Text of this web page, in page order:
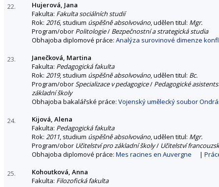
22.
Hujerová, Jana
Fakulta: Fakulta sociálních studií
Rok: 2016, studium úspěšně absolvováno, udělen titul: Mgr.
Program/obor Politologie/ Bezpečnostní a strategická studia
Obhajoba diplomové práce: Analýza surovinové dimenze
23.
Janečková, Martina
Fakulta: Pedagogická fakulta
Rok: 2019, studium úspěšně absolvováno, udělen titul: Bc.
Program/oborSpecializace v pedagogice/ Pedagogické
základní školy
Obhajoba bakalářské práce: Vojenský umělecký soubor
24.
Kijová, Alena
Fakulta: Pedagogická fakulta
Rok: 2011, studium úspěšně absolvováno, udělen titul: Mgr.
Program/obor Učitelství pro základní školy/ Učitelství
Obhajoba diplomové práce: Mes racines en Auvergne |
25.
Kohoutková, Anna
Fakulta: Filozofická fakulta